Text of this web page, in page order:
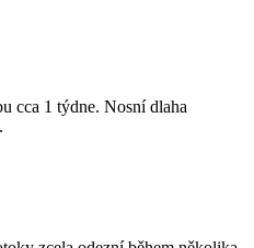
cca 1 týdne. Nosní dlaha